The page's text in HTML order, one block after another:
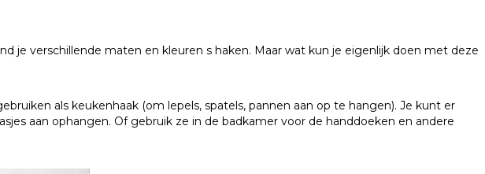
je verschillende maten en kleuren s haken. Maar wat kun je eigenlijk doen met deze
als keukenhaak (om lepels, spatels, pannen aan op te hangen). Je kunt er
aan ophangen. Of gebruik ze in de badkamer voor de handdoeken en andere